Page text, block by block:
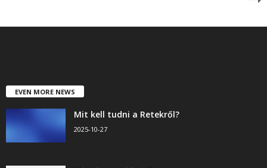
EVEN MORE NEWS
Mit kell tudni a Retekről?
2025-10-27